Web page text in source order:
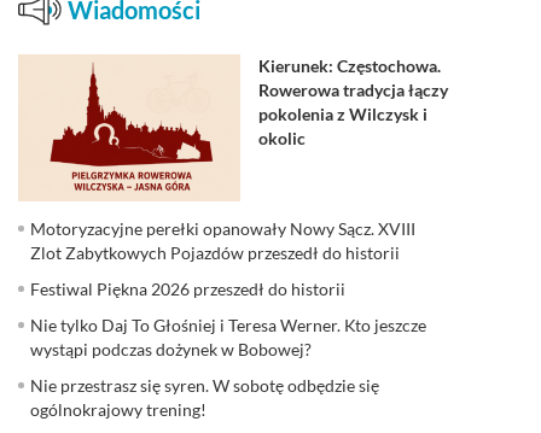
Wiadomości
Kierunek: Częstochowa.
Rowerowa tradycja łączy
pokolenia z Wilczysk i
okolic
Motoryzacyjne perełki opanowały Nowy Sącz. XVIII
Zlot Zabytkowych Pojazdów przeszedł do historii
Festiwal Piękna 2026 przeszedł do historii
Nie tylko Daj To Głośniej i Teresa Werner. Kto jeszcze
wystąpi podczas dożynek w Bobowej?
Nie przestrasz się syren. W sobotę odbędzie się
ogólnokrajowy trening!